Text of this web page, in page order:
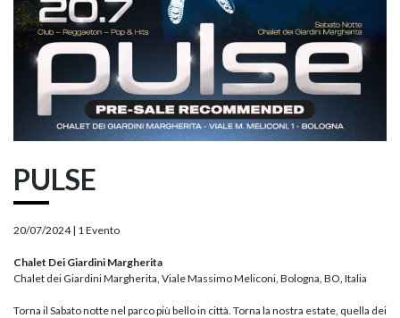
PULSE
20/07/2024 | 1 Evento
Chalet Dei Giardini Margherita
Chalet dei Giardini Margherita, Viale Massimo Meliconi, Bologna, BO, Italia
Torna il Sabato notte nel parco più bello in città. Torna la nostra estate, quella dei